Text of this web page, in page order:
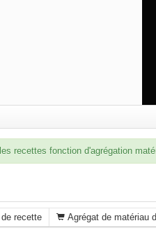
recettes fonction d'agrégation
recette Agrégat de matériau